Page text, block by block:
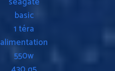
basic
1 téra
alimentation
550w